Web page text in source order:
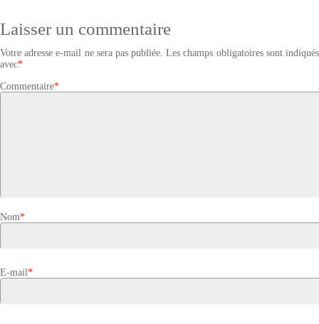
Laisser un commentaire
Votre adresse e-mail ne sera pas publiée. Les champs obligatoires sont indiqués
avec*
Commentaire*
Nom*
E-mail*